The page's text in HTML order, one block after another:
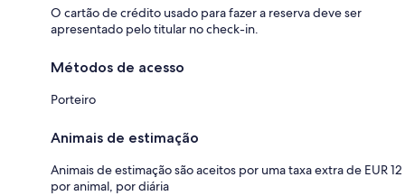
O cartão de crédito usado para fazer a reserva deve ser
apresentado pelo titular no check-in.
Métodos de acesso
Porteiro
Animais de estimação
Animais de estimação são aceitos por uma taxa extra de EUR 12
por animal, por diária